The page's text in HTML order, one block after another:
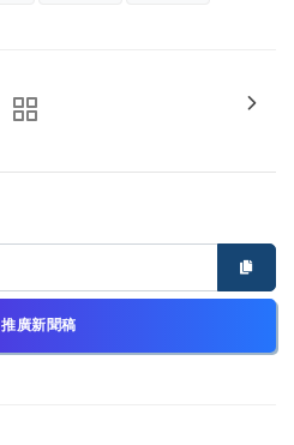
推廣新聞稿